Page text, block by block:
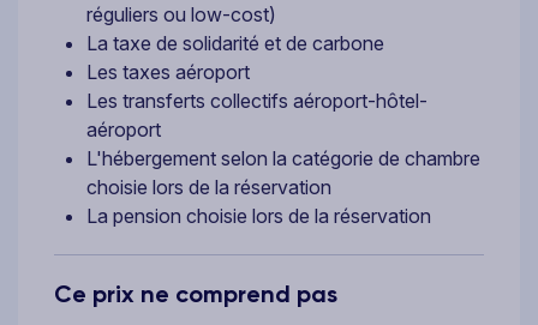
réguliers ou low-cost)
La taxe de solidarité et de carbone
Les taxes aéroport
Les transferts collectifs aéroport-hôtel-
aéroport
L'hébergement selon la catégorie de chambre
choisie lors de la réservation
La pension choisie lors de la réservation
Ce prix ne comprend pas